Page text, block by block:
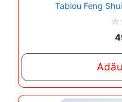
Tablou Feng
o
o
5